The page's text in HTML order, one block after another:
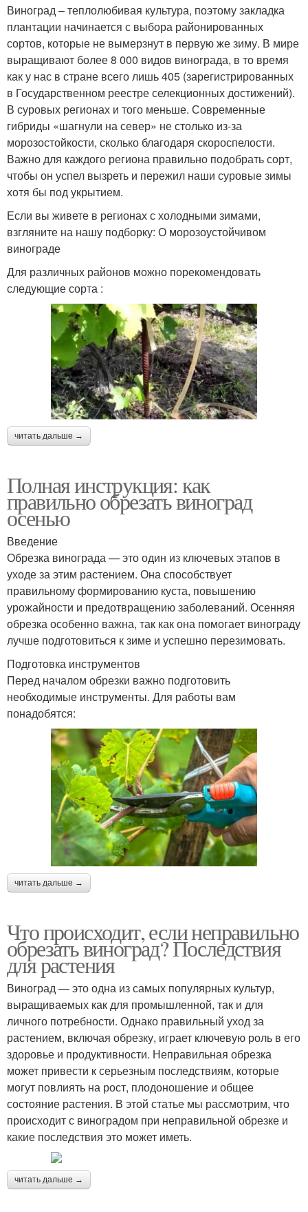
Виноград – теплолюбивая культура, поэтому закладка
плантации начинается с выбора районированных
сортов, которые не вымерзнут в первую же зиму. В мире
выращивают более 8 000 видов винограда, в то время
как у нас в стране всего лишь 405 (зарегистрированных
в Государственном реестре селекционных достижений).
В суровых регионах и того меньше. Современные
гибриды «шагнули на север» не столько из-за
морозостойкости, сколько благодаря скороспелости.
Важно для каждого региона правильно подобрать сорт,
чтобы он успел вызреть и пережил наши суровые зимы
хотя бы под укрытием.
Если вы живете в регионах с холодными зимами,
взгляните на нашу подборку: О морозоустойчивом
винограде
Для различных районов можно порекомендовать
следующие сорта :
читать дальше →
Полная инструкция: как
правильно обрезать виноград
осенью
Введение
Обрезка винограда — это один из ключевых этапов в
уходе за этим растением. Она способствует
правильному формированию куста, повышению
урожайности и предотвращению заболеваний. Осенняя
обрезка особенно важна, так как она помогает винограду
лучше подготовиться к зиме и успешно перезимовать.
Подготовка инструментов
Перед началом обрезки важно подготовить
необходимые инструменты. Для работы вам
понадобятся:
читать дальше →
Что происходит, если неправильно
обрезать виноград? Последствия
для растения
Виноград — это одна из самых популярных культур,
выращиваемых как для промышленной, так и для
личного потребности. Однако правильный уход за
растением, включая обрезку, играет ключевую роль в его
здоровье и продуктивности. Неправильная обрезка
может привести к серьезным последствиям, которые
могут повлиять на рост, плодоношение и общее
состояние растения. В этой статье мы рассмотрим, что
происходит с виноградом при неправильной обрезке и
какие последствия это может иметь.
читать дальше →